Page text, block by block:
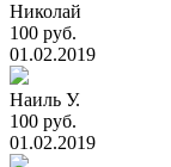
Николай
100 руб.
01.02.2019
Наиль У.
100 руб.
01.02.2019